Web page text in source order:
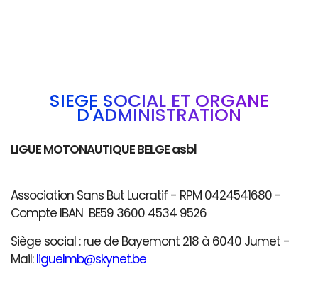
SIÈGE SOCIAL ET ORGANE
D'ADMINISTRATION
LIGUE MOTONAUTIQUE BELGE asbl
Association Sans But Lucratif - RPM 0424541680 -
Compte IBAN BE59 3600 4534 9526
Siège social : rue de Bayemont 218 à 6040 Jumet -
Mail:liguelmb@skynet.be